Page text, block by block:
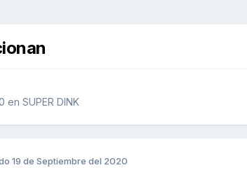
en SUPER DINK
19 de Septiembre del 2020